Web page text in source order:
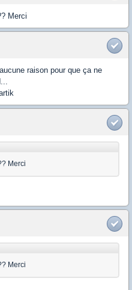
Merci
raison pour que ça ne
Merci
Merci